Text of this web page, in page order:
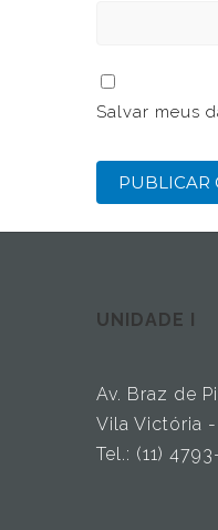
Salvar meus
UNIDADE I
Av. Braz de
Vila Victória
Tel.: (11)